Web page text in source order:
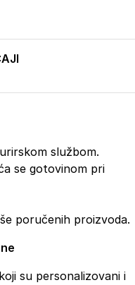
službom.
se gotovinom pri
poručenih proizvoda.
su personalizovani i